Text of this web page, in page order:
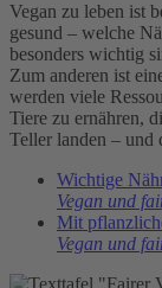
Vegan zu leben ist
gesund – welche
besonders wichtig
Zum anderen ist
werden viele
Tiere zu ernähren,
Teller landen – und
Wichtige
Vegan und
Mit
Vegan und